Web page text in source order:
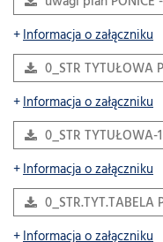
Informacja o załączniku
0_STR TYTUŁOWA
Informacja o załączniku
0_STR TYTUŁOWA-1
Informacja o załączniku
0_STR.TYT.TABELA
Informacja o załączniku